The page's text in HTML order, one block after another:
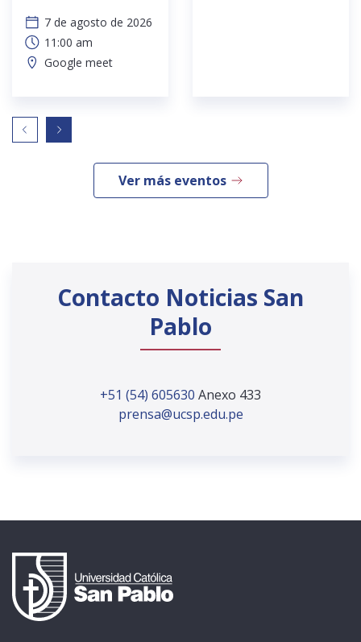
7 de agosto de 2026
11:00 am
Google meet
Ver más eventos
Contacto Noticias San
Pablo
+51 (54) 605630 Anexo 433
prensa@ucsp.edu.pe